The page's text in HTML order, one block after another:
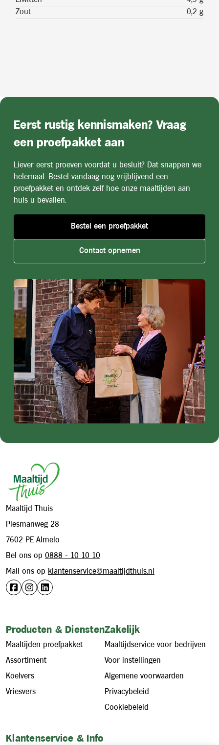
Zout
0,2 g
Eerst rustig kennismaken? Vraag
een proefpakket aan
Liever eerst proeven voordat u besluit? Dat snappen we
helemaal. Bestel vandaag nog vrijblijvend een
proefpakket en ontdek zelf hoe onze maaltijden aan
huis u bevallen.
Bestel een proefpakket
Contact opnemen
Maaltijd Thuis
Plesmanweg 28
7602 PE Almelo
Bel ons op 0888 - 10 10 10
Mail ons op klantenservice@maaltijdthuis.nl
Producten & Diensten
Maaltijden proefpakket
Assortiment
Koelvers
Vriesvers
Zakelijk
Maaltijdservice voor bedrijven
Voor instellingen
Algemene voorwaarden
Privacybeleid
Cookiebeleid
Klantenservice & Info